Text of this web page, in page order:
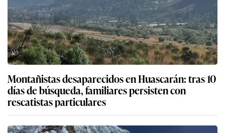
Montañistas desaparecidos en Huascarán: tras 10
días de búsqueda, familiares persisten con
rescatistas particulares